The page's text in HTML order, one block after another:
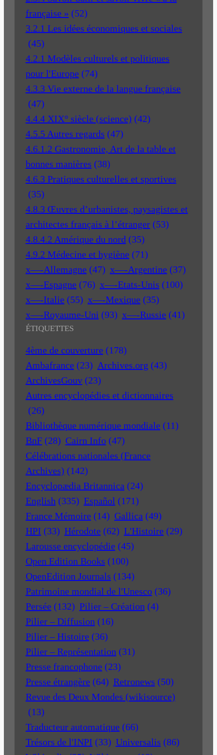
française » (52)
3.2.1 Les idées économiques et sociales
(45)
4.2.1 Modèles culturels et politiques
pour l'Europe (74)
4.3.3 Vie externe de la langue française
(47)
4.4.4 XIX° siècle (science) (42)
4.5.5 Autres regards (47)
4.6.1.2 Gastronomie, Art de la table et
bonnes manières (38)
4.6.3 Pratiques culturelles et sportives
(35)
4.8.3 Œuvres d’urbanistes, paysagistes et
architectes français à l’étranger (53)
4.8.4.2 Amérique du nord (35)
4.9.2 Médecine et hygiène (71)
x—-Allemagne (47) x—-Argentine (37)
x—-Espagne (76) x—-Etats-Unis (100)
x—-Italie (55) x—-Mexique (35)
x—-Royaume-Uni (93) x—-Russie (41)
ÉTIQUETTES
4ème de couverture (178)
Ambafrance (23) Archives.org (43)
ArchivesGouv (23)
Autres encyclopédies et dictionnaires
(26)
Bibliothèque numérique mondiale (11)
BnF (28) Cairn Info (47)
Célébrations nationales (France
Archives) (142)
Encyclopædia Britannica (24)
English (335) Español (171)
France Mémoire (14) Gallica (49)
HPI (33) Hérodote (62) L'Histoire (29)
Larousse encyclopédie (45)
Open Edition Books (100)
OpenEdition Journals (134)
Patrimoine mondial de l'Unesco (36)
Persée (132) Pilier – Création (4)
Pilier – Diffusion (16)
Pilier – Histoire (36)
Pilier – Représentation (31)
Presse francophone (23)
Presse étrangère (64) Retronews (50)
Revue des Deux Mondes (wikisource)
(13)
Traducteur automatique (66)
Trésors de l'INPI (33) Universalis (86)